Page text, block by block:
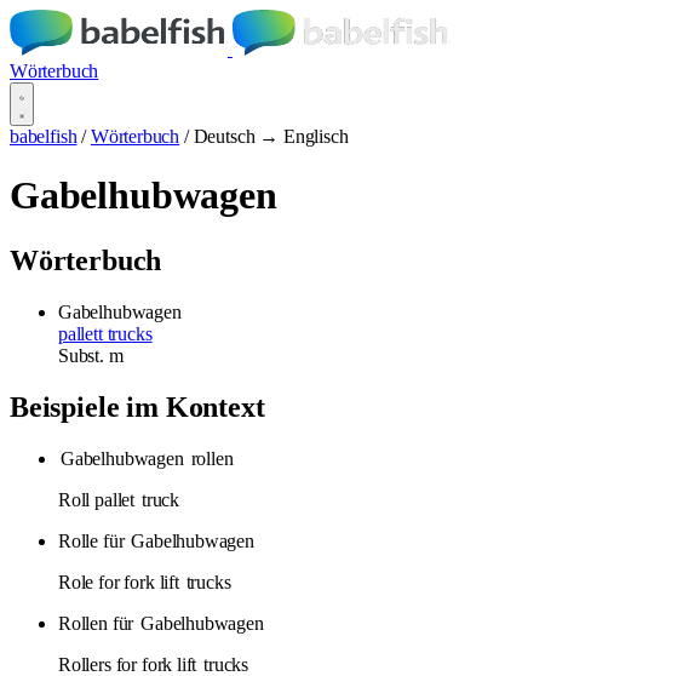
Wörterbuch
babelfish / Wörterbuch / Deutsch → Englisch
Gabelhubwagen
Wörterbuch
Gabelhubwagen
pallett trucks
Subst. m
Beispiele im Kontext
Gabelhubwagen rollen
Roll pallet truck
Rolle für Gabelhubwagen
Role for fork lift trucks
Rollen für Gabelhubwagen
Rollers for fork lift trucks